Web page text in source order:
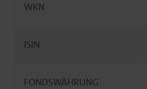
WKN
ISIN
FONDSWÄHRUNG